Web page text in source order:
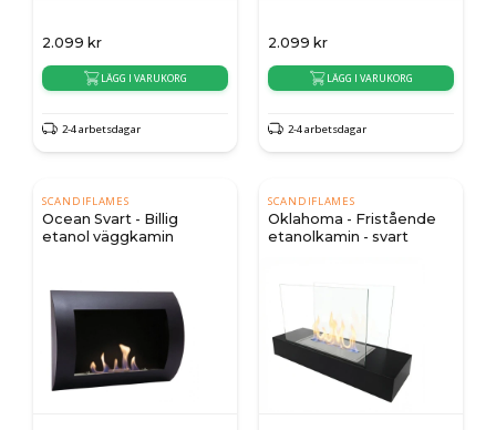
2.099 kr
LÄGG I VARUKORG
2-4 arbetsdagar
2.099 kr
LÄGG I VARUKORG
2-4 arbetsdagar
SCANDIFLAMES
Ocean Svart - Billig
etanol väggkamin
SCANDIFLAMES
Oklahoma - Fristående
etanolkamin - svart